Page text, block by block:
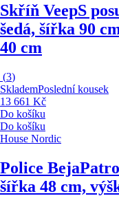
Skříň VeepS
šedá, šířka 90
40 cm
(3)
SklademPoslední kousek
13 661 Kč
Do košíku
Do košíku
House Nordic
Police Beja
šířka 48 cm,